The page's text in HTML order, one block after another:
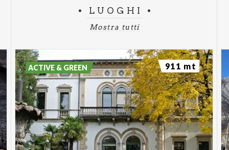
LUOGHI
Mostra tutti
ACTIVE & GREEN 911 mt